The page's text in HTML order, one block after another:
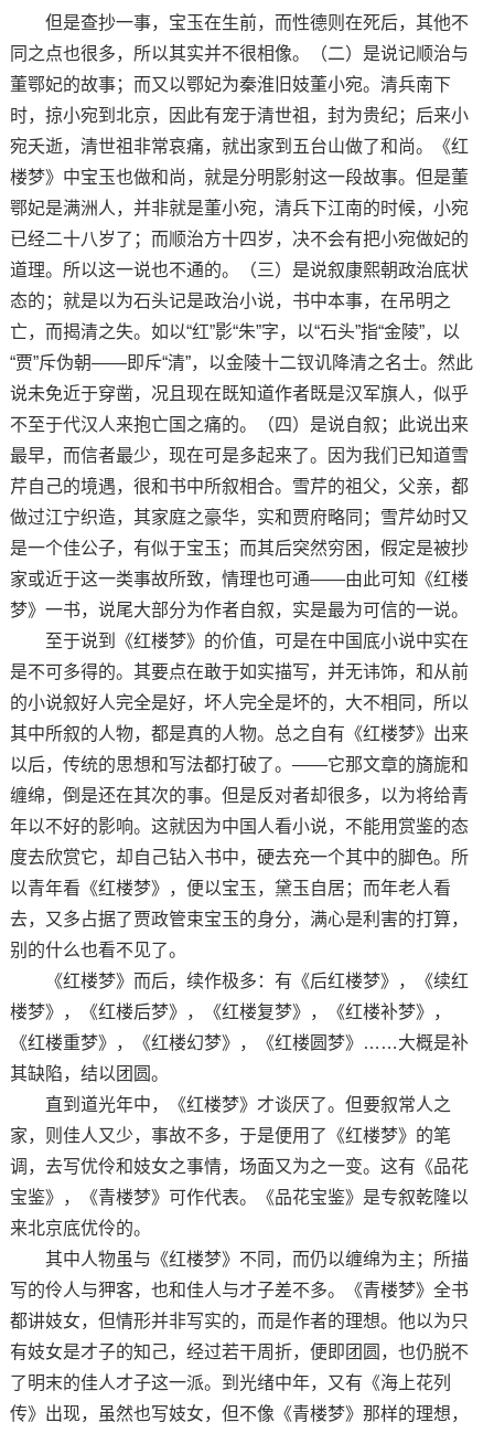
但是查抄一事，宝玉在生前，而性德则在死后，其他不
同之点也很多，所以其实并不很相像。（二）是说记顺治与
董鄂妃的故事；而又以鄂妃为秦淮旧妓董小宛。清兵南下
时，掠小宛到北京，因此有宠于清世祖，封为贵纪；后来小
宛夭逝，清世祖非常哀痛，就出家到五台山做了和尚。《红
楼梦》中宝玉也做和尚，就是分明影射这一段故事。但是董
鄂妃是满洲人，并非就是董小宛，清兵下江南的时候，小宛
已经二十八岁了；而顺治方十四岁，决不会有把小宛做妃的
道理。所以这一说也不通的。（三）是说叙康熙朝政治底状
态的；就是以为石头记是政治小说，书中本事，在吊明之
亡，而揭清之失。如以“红”影“朱”字，以“石头”指“金陵”，以
“贾”斥伪朝——即斥“清”，以金陵十二钗讥降清之名士。然此
说未免近于穿凿，况且现在既知道作者既是汉军旗人，似乎
不至于代汉人来抱亡国之痛的。（四）是说自叙；此说出来
最早，而信者最少，现在可是多起来了。因为我们已知道雪
芹自己的境遇，很和书中所叙相合。雪芹的祖父，父亲，都
做过江宁织造，其家庭之豪华，实和贾府略同；雪芹幼时又
是一个佳公子，有似于宝玉；而其后突然穷困，假定是被抄
家或近于这一类事故所致，情理也可通——由此可知《红楼
梦》一书，说尾大部分为作者自叙，实是最为可信的一说。
至于说到《红楼梦》的价值，可是在中国底小说中实在
是不可多得的。其要点在敢于如实描写，并无讳饰，和从前
的小说叙好人完全是好，坏人完全是坏的，大不相同，所以
其中所叙的人物，都是真的人物。总之自有《红楼梦》出来
以后，传统的思想和写法都打破了。——它那文章的旖旎和
缠绵，倒是还在其次的事。但是反对者却很多，以为将给青
年以不好的影响。这就因为中国人看小说，不能用赏鉴的态
度去欣赏它，却自己钻入书中，硬去充一个其中的脚色。所
以青年看《红楼梦》，便以宝玉，黛玉自居；而年老人看
去，又多占据了贾政管束宝玉的身分，满心是利害的打算，
别的什么也看不见了。
《红楼梦》而后，续作极多：有《后红楼梦》，《续红
楼梦》，《红楼后梦》，《红楼复梦》，《红楼补梦》，
《红楼重梦》，《红楼幻梦》，《红楼圆梦》……大概是补
其缺陷，结以团圆。
直到道光年中，《红楼梦》才谈厌了。但要叙常人之
家，则佳人又少，事故不多，于是便用了《红楼梦》的笔
调，去写优伶和妓女之事情，场面又为之一变。这有《品花
宝鉴》，《青楼梦》可作代表。《品花宝鉴》是专叙乾隆以
来北京底优伶的。
其中人物虽与《红楼梦》不同，而仍以缠绵为主；所描
写的伶人与狎客，也和佳人与才子差不多。《青楼梦》全书
都讲妓女，但情形并非写实的，而是作者的理想。他以为只
有妓女是才子的知己，经过若干周折，便即团圆，也仍脱不
了明末的佳人才子这一派。到光绪中年，又有《海上花列
传》出现，虽然也写妓女，但不像《青楼梦》那样的理想，